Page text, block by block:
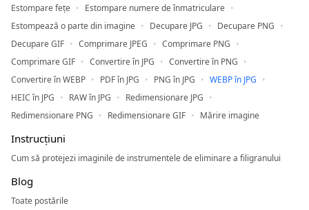
Estompare fețe
Estompare numere de înmatriculare
Estompează o parte din imagine
Decupare JPG
Decupare PNG
Decupare GIF
Comprimare JPEG
Comprimare PNG
Comprimare GIF
Convertire în JPG
Convertire în PNG
Convertire în WEBP
PDF în JPG PNG în JPG
WEBP în JPG
HEIC în JPG
RAW în JPG
Redimensionare JPG
Redimensionare PNG
Redimensionare GIF Mărire imagine
Instrucțiuni
Cum să protejezi imaginile de instrumentele de eliminare a filigranului
Blog
Toate postările